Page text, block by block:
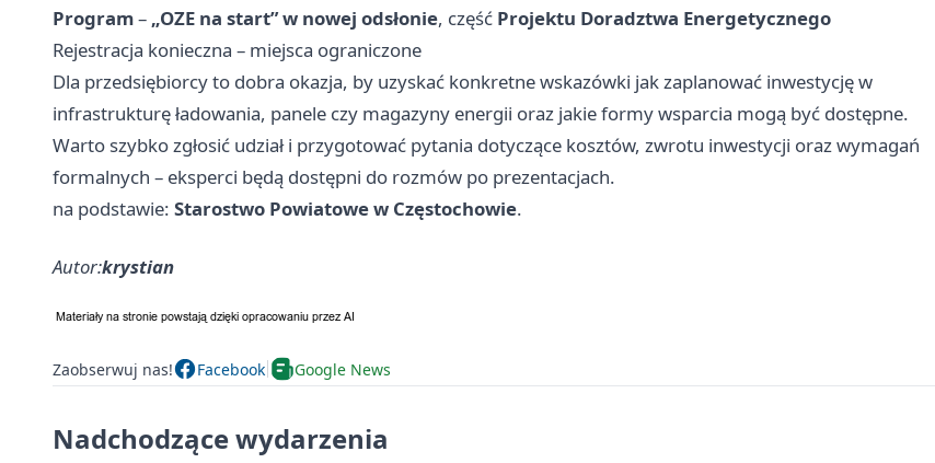
Program– „OZE na start” w nowej odsłonie, część Projektu Doradztwa Energetycznego
Rejestracja konieczna – miejsca ograniczone
Dla przedsiębiorcy to dobra okazja, by uzyskać konkretne wskazówki jak zaplanować inwestycję w
infrastrukturę ładowania, panele czy magazyny energii oraz jakie formy wsparcia mogą być dostępne.
Warto szybko zgłosić udział i przygotować pytania dotyczące kosztów, zwrotu inwestycji oraz wymagań
formalnych – eksperci będą dostępni do rozmów po prezentacjach.
na podstawie: Starostwo Powiatowe w Częstochowie.
Autor:krystian
Zaobserwuj nas! Facebook Google News
Nadchodzące wydarzenia